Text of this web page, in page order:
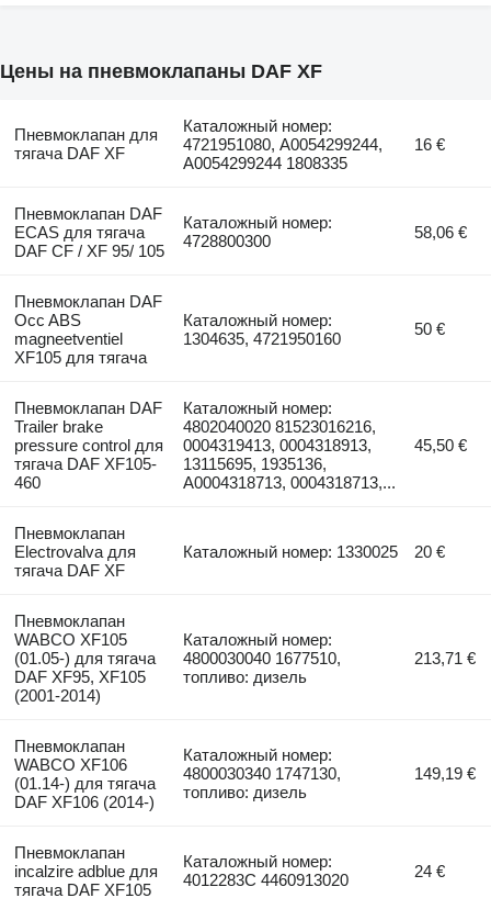
Цены на пневмоклапаны DAF XF
Пневмоклапан для
тягача DAF XF
Каталожный номер:
4721951080, A0054299244,
A0054299244 1808335
16 €
Пневмоклапан DAF
ECAS для тягача
DAF CF / XF 95/ 105
Каталожный номер:
4728800300
58,06 €
Пневмоклапан DAF
Occ ABS
magneetventiel
XF105 для тягача
Каталожный номер:
1304635, 4721950160
50 €
Пневмоклапан DAF
Trailer brake
pressure control для
тягача DAF XF105-
460
Каталожный номер:
4802040020 81523016216,
0004319413, 0004318913,
13115695, 1935136,
A0004318713, 0004318713,...
45,50 €
Пневмоклапан
Electrovalva для
тягача DAF XF
Каталожный номер: 1330025 20 €
Пневмоклапан
WABCO XF105
(01.05-) для тягача
DAF XF95, XF105
(2001-2014)
Каталожный номер:
4800030040 1677510,
топливо: дизель
213,71 €
Пневмоклапан
WABCO XF106
(01.14-) для тягача
DAF XF106 (2014-)
Каталожный номер:
4800030340 1747130,
топливо: дизель
149,19 €
Пневмоклапан
incalzire adblue для
тягача DAF XF105
Каталожный номер:
4012283C 4460913020
24 €